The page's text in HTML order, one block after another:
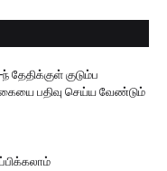
தேதிக்குள் குடும்ப
பதிவு செய்ய வேண்டும்